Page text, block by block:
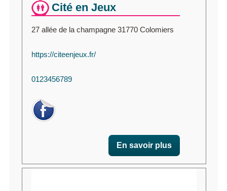
Cité en Jeux
27 allée de la champagne 31770 Colomiers
https://citeenjeux.fr/
0123456789
En savoir plus